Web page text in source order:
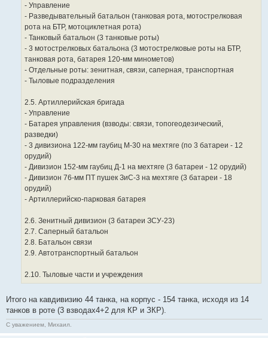
- Управление
- Разведывательный батальон (танковая рота, мотострелковая
рота на БТР, мотоциклетная рота)
- Танковый батальон (3 танковые роты)
- 3 мотострелковых батальона (3 мотострелковые роты на БТР,
танковая рота, батарея 120-мм минометов)
- Отдельные роты: зенитная, связи, саперная, транспортная
- Тыловые подразделения
2.5. Артиллерийская бригада
- Управление
- Батарея управления (взводы: связи, топогеодезический,
разведки)
- 3 дивизиона 122-мм гаубиц М-30 на мехтяге (по 3 батареи - 12
орудий)
- Дивизион 152-мм гаубиц Д-1 на мехтяге (3 батареи - 12 орудий)
- Дивизион 76-мм ПТ пушек ЗиС-3 на мехтяге (3 батареи - 18
орудий)
- Артиллерийско-парковая батарея
2.6. Зенитный дивизион (3 батареи ЗСУ-23)
2.7. Саперный батальон
2.8. Батальон связи
2.9. Автотранспортный батальон
2.10. Тыловые части и учреждения
Итого на кавдивизию 44 танка, на корпус - 154 танка, исходя из 14
танков в роте (3 взводах4+2 для КР и ЗКР).
С уважением, Михаил.